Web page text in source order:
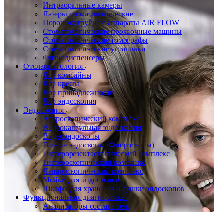
Интраоральные камеры
Лазеры стоматологические
Порошкоструйные аппараты AIR FLOW
Стоматологические проявочные машины
Стоматологические томографы
Стоматологические установки
Физиодиспенсеры
Отоларингология
Лор комбайны
Лор кресла
Лор принадлежности
Лор эндоскопия
Эндоскопия
Артроскопический комплекс
Видеокапсульная эндоскопия
Видеоэндоскопы
Гибкие эндоскопы (Фиброcкопы)
Гистерорезектоскопический комплекс
Гистероскопический комплекс
Лапароскопический комплекс
Мойки для эндоскопов
Шкафы для хранения и сушки эндоскопов
Функциональная диагностика
Анализаторы состава тела